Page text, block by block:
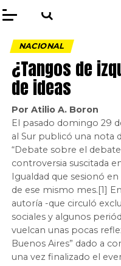
NACIONAL
¿Tangos de
de ideas
Por Atilio A. Boron
El pasado domingo 29
al Sur publicó una nota
“Debate sobre el
controversia suscitada
Igualdad que sesionó
de ese mismo mes.[1]
autoría -que circuló
sociales y algunos
vuelcan unas pocas
Buenos Aires” dado a
una vez finalizado el